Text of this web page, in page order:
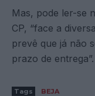
Mas, pode ler-se
CP, “face a
prevê que já não
prazo de entrega”.
Tags BEJA